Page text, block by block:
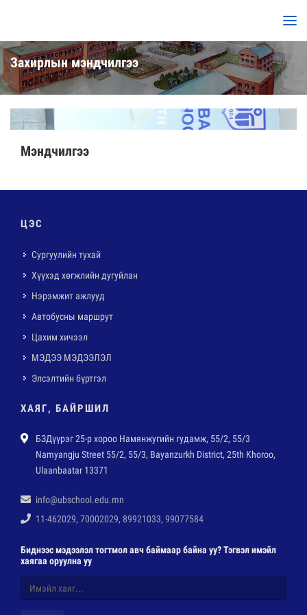
Захирлын мэндчилгээ
Мэндчилгээ
ЦЭС
Сургуулийн тухай
Хүүхэд хөгжлийн дугуйлан
Нэрэмжит ажлууд
Автобусны маршрут
Цахим хичээл
МЭДЭЭ МЭДЭЭЛЭЛ
Элсэлтийн бүртгэл
ХАЯГ, БАЙРШИЛ
БЗДүүрэг 25-р хороо Намянжугийн гудамж, 55/2, 55/3
Namyangju Street 55/2, 55/3, Bayanzurkh District, 25th Khoroo,
Ulaanbaatar 13371
info@ubschool.edu.mn
11-462029, 70002029, 89921033, 99077584
Биднээс мэдээлэл тогтмол авч баймаар байна уу? Тэгвэл имэйл
хаягаа оруулна уу